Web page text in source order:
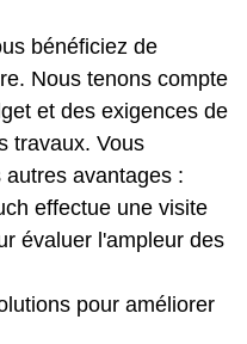
bénéficiez de
Nous tenons compte
et des exigences de
travaux. Vous
avantages :
effectue une visite
évaluer l'ampleur des
pour améliorer